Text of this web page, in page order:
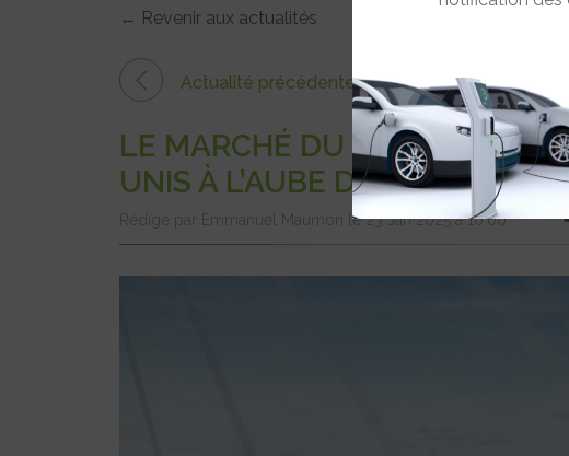
← Revenir aux actualités
Actualité précédente
LE MARCHÉ DU VÉHICULE
UNIS À L’AUBE DU MANDAT
Rédigé par Emmanuel Maumon le 23 Jan 2025 à 10:00